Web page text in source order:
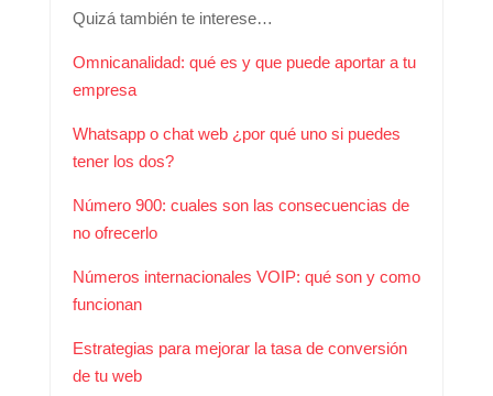
Quizá también te interese…
Omnicanalidad: qué es y que puede aportar a tu
empresa
Whatsapp o chat web ¿por qué uno si puedes
tener los dos?
Número 900: cuales son las consecuencias de
no ofrecerlo
Números internacionales VOIP: qué son y como
funcionan
Estrategias para mejorar la tasa de conversión
de tu web